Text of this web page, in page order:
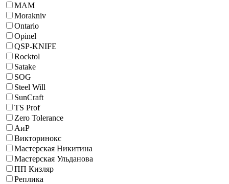
MAM
Morakniv
Ontario
Opinel
QSP-KNIFE
Rocktol
Satake
SOG
Steel Will
SunCraft
TS Prof
Zero Tolerance
АиР
Викторинокс
Мастерская Никитина
Мастерская Ульданова
ПП Кизляр
Реплика